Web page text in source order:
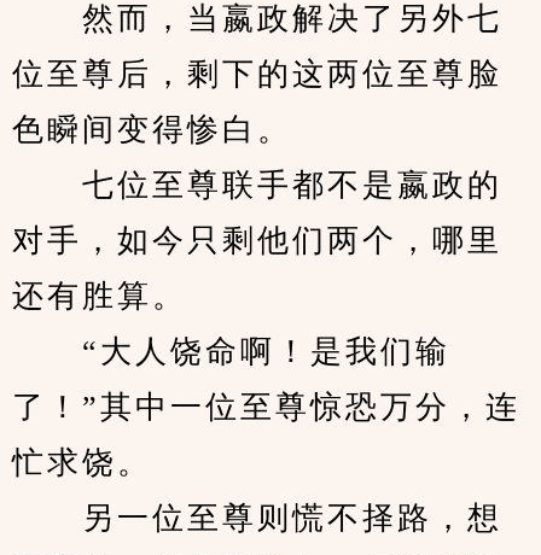
然而，当嬴政解决了另外七
位至尊后，剩下的这两位至尊脸
色瞬间变得惨白。
七位至尊联手都不是嬴政的
对手，如今只剩他们两个，哪里
还有胜算。
“大人饶命啊！是我们输
了！”其中一位至尊惊恐万分，连
忙求饶。
另一位至尊则慌不择路，想